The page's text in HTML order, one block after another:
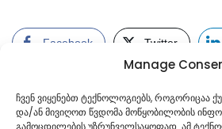
Manage
ჩვენ ვიყენებთ ტექნოლოგიებს, როგორიცაა
და/ან მივიღოთ წვდომა მოწყობილობის
გამოცდილების უზრუნველსაყოფად. ამ
Facebook Twitter